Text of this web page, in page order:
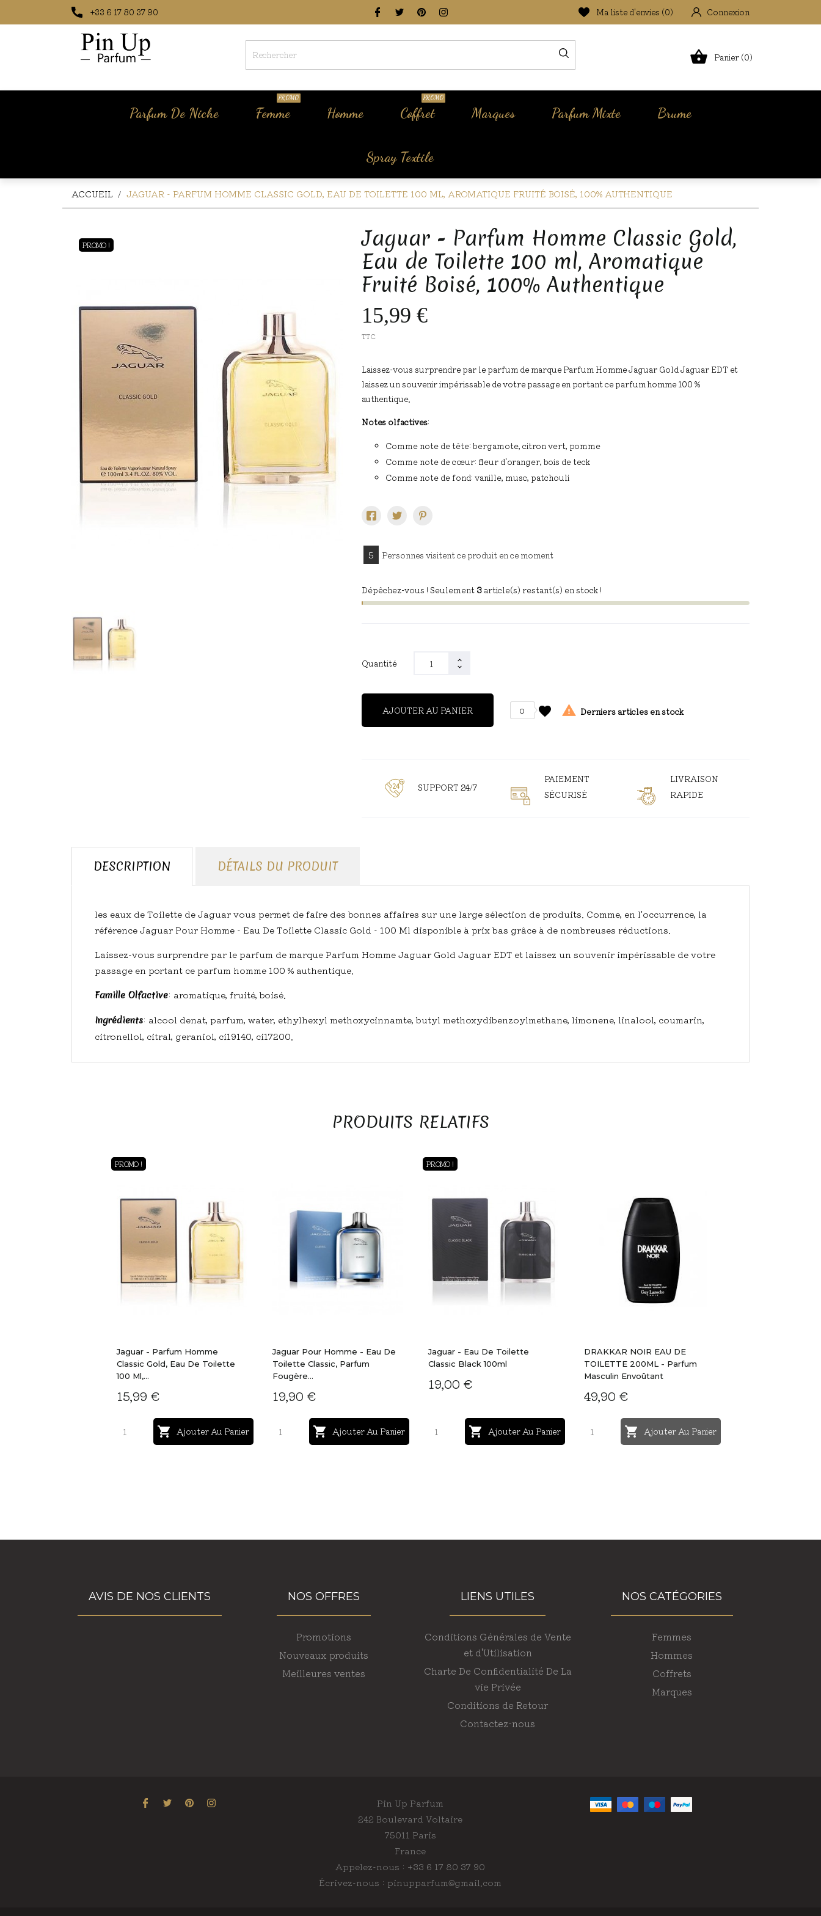
+33 6 17 80 37 90 Ma liste d'envies (0) Connexion
 Panier (0)
Parfum De Niche Femme
PROMO
Homme Coffret
PROMO
Marques Parfum Mixte Brume
Spray Textile
ACCUEIL JAGUAR - PARFUM HOMME CLASSIC GOLD, EAU DE TOILETTE 100 ML, AROMATIQUE FRUITÉ BOISÉ, 100% AUTHENTIQUE
PROMO !
PROMO !
Jaguar - Parfum Homme Classic Gold,
Eau de Toilette 100 ml, Aromatique
Fruité Boisé, 100% Authentique
15,99 €
TTC
Laissez-vous surprendre par le parfum de marque Parfum Homme Jaguar Gold Jaguar EDT et
laissez un souvenir impérissable de votre passage en portant ce parfum homme 100 %
authentique.
Notes olfactives:
Comme note de tête: bergamote, citron vert, pomme
Comme note de cœur: fleur d'oranger, bois de teck
Comme note de fond: vanille, musc, patchouli
5 Personnes visitent ce produit en ce moment
Dépêchez-vous ! Seulement 3 article(s) restant(s) en stock !
Quantité
AJOUTER AU PANIER favorite
0  Derniers articles en stock
SUPPORT 24/7
PAIEMENT
SÉCURISÉ
LIVRAISON
RAPIDE
DESCRIPTION DÉTAILS DU PRODUIT
les eaux de Toilette de Jaguar vous permet de faire des bonnes affaires sur une large sélection de produits. Comme, en l'occurrence, la
référence Jaguar Pour Homme - Eau De Toilette Classic Gold - 100 Ml disponible à prix bas grâce à de nombreuses réductions.
Laissez-vous surprendre par le parfum de marque Parfum Homme Jaguar Gold Jaguar EDT et laissez un souvenir impérissable de votre
passage en portant ce parfum homme 100 % authentique.
Famille Olfactive: aromatique, fruité, boisé.
Ingrédients: alcool denat, parfum, water, ethylhexyl methoxycinnamte, butyl methoxydibenzoylmethane, limonene, linalool, coumarin,
citronellol, citral, geraniol, ci19140, ci17200.
PRODUITS RELATIFS
Jaguar - Parfum Homme
Classic Gold, Eau De Toilette
100 Ml,...
15,99 €
 Ajouter Au Panier
PROMO !
Aperçu Rapide
Jaguar Pour Homme - Eau De
Toilette Classic, Parfum
Fougère...
19,90 €
 Ajouter Au Panier
Aperçu Rapide
Jaguar - Eau De Toilette
Classic Black 100ml
19,00 €
 Ajouter Au Panier
PROMO !
DRAKKAR NOIR EAU DE
TOILETTE 200ML - Parfum
Masculin Envoûtant
49,90 €
 Ajouter Au Panier
AVIS DE NOS CLIENTS NOS OFFRES
Promotions
Nouveaux produits
Meilleures ventes
LIENS UTILES
Conditions Générales de Vente
et d'Utilisation
Charte De Confidentialité De La
vie Privée
Conditions de Retour
Contactez-nous
NOS CATÉGORIES
Femmes
Hommes
Coffrets
Marques
Pin Up Parfum
242 Boulevard Voltaire
75011 Paris
France
Appelez-nous : +33 6 17 80 37 90
Écrivez-nous : pinupparfum@gmail.com